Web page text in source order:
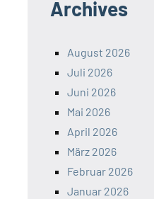
Archives
August 2026
Juli 2026
Juni 2026
Mai 2026
April 2026
März 2026
Februar 2026
Januar 2026